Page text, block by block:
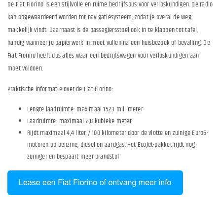
De Fiat Fiorino is een stijlvolle en ruime bedrijfsbus voor verloskundigen. De radio
kan opgewaardeerd worden tot navigatiesysteem, zodat je overal de weg
makkelijk vindt. Daarnaast is de passagiersstoel ook in te klappen tot tafel,
handig wanneer je papierwerk in moet vullen na een huisbezoek of bevalling. De
Fiat Fiorino heeft dus alles waar een bedrijfswagen voor verloskundigen aan
moet voldoen.
Praktische informatie over de Fiat Fiorino:
Lengte laadruimte: maximaal 1523 millimeter
Laadruimte: maximaal 2,8 kubieke meter
Rijdt maximaal 4,4 liter / 100 kilometer door de vlotte en zuinige Euro6-
motoren op benzine, diesel en aardgas. Het EcoJet-pakket rijdt nog
zuiniger en bespaart meer brandstof